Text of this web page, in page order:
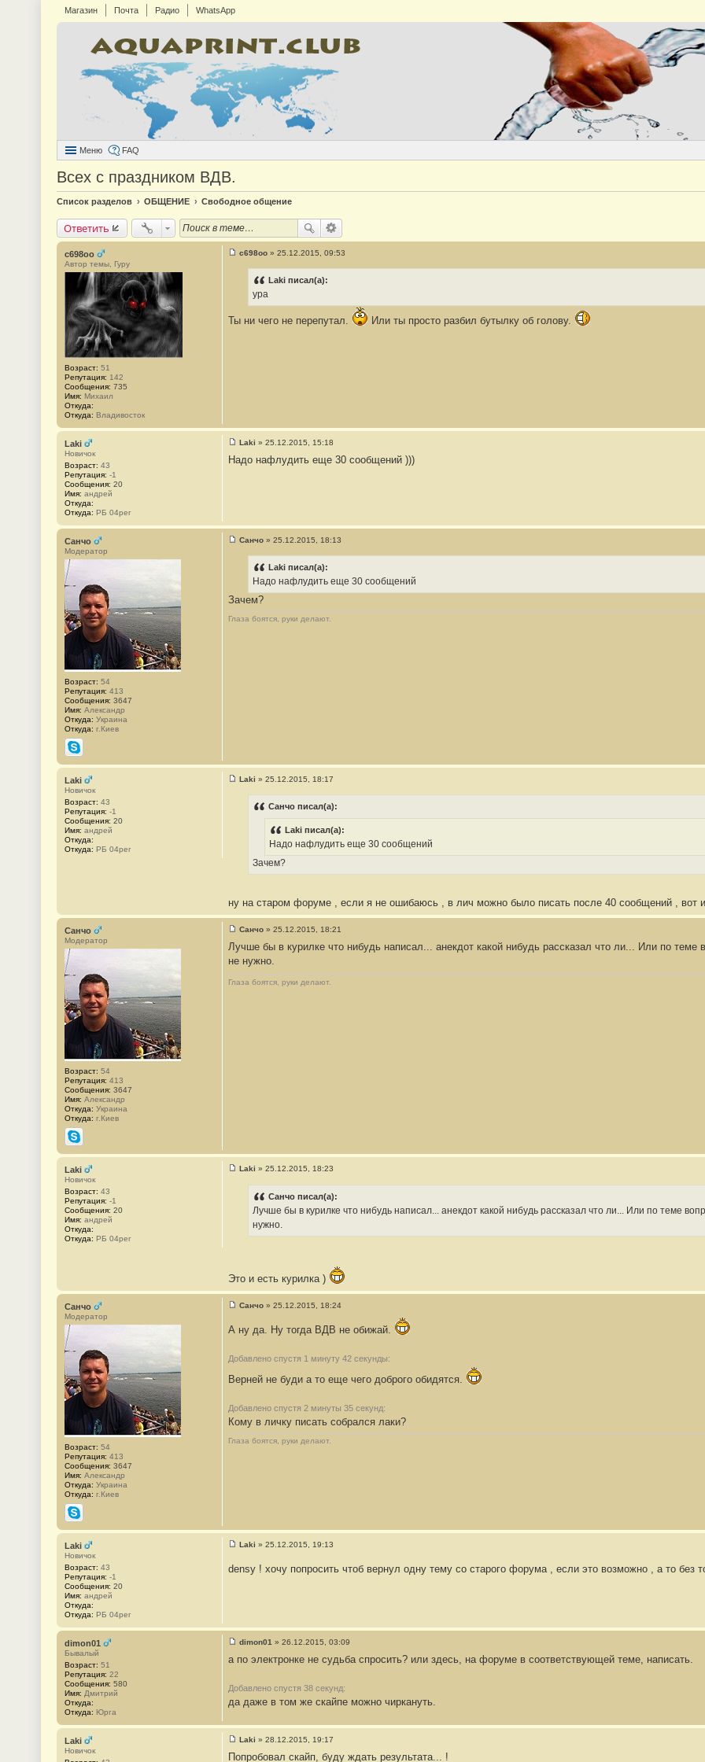
Магазин Почта Радио WhatsApp
Меню FAQ
Всех с праздником ВДВ.
Список разделов ОБЩЕНИЕ Свободное общение
Ответить
c698oo
Автор темы, Гуру
Возраст: 51
Репутация: 142
Сообщения: 735
Имя: Михаил
Откуда:
Откуда: Владивосток
и
c698oo » 25.12.2015, 09:53
Laki писал(а):
ура
Ты ни чего не перепутал. Или ты просто разбил бутылку об голову.
Laki
Новичок
Возраст: 43
Репутация: -1
Сообщения: 20
Имя: андрей
Откуда:
Откуда: РБ 04рег
о
о
е
2
Laki » 25.12.2015, 15:18
Надо нафлудить еще 30 сообщений )))
Санчо
Модератор
Возраст: 54
Репутация: 413
Сообщения: 3647
Имя: Александр
Откуда: Украина
Откуда: г.Киев
Skype
н
и
е
Санчо » 25.12.2015, 18:13
Laki писал(а):
Надо нафлудить еще 30 сообщений
Зачем?
Глаза боятся, руки делают.
Laki
Новичок
Возраст: 43
Репутация: -1
Сообщения: 20
Имя: андрей
Откуда:
Откуда: РБ 04рег
Laki » 25.12.2015, 18:17
Санчо писал(а):
Laki писал(а):
Надо нафлудить еще 30 сообщений
Зачем?
ну на старом форуме , если я не ошибаюсь , в лич можно было писать после 40 сообщений , вот
Санчо
Модератор
Возраст: 54
Репутация: 413
Сообщения: 3647
Имя: Александр
Откуда: Украина
Откуда: г.Киев
Skype
о
б
щ
е
Санчо » 25.12.2015, 18:21
Лучше бы в курилке что нибудь написал... анекдот какой нибудь рассказал что ли... Или по теме
не нужно.
Глаза боятся, руки делают.
Laki
Новичок
Возраст: 43
Репутация: -1
Сообщения: 20
Имя: андрей
Откуда:
Откуда: РБ 04рег
6
Laki » 25.12.2015, 18:23
Санчо писал(а):
Лучше бы в курилке что нибудь написал... анекдот какой нибудь рассказал что ли... Или по теме
нужно.
Это и есть курилка )
Санчо
Модератор
Возраст: 54
Репутация: 413
Сообщения: 3647
Имя: Александр
Откуда: Украина
Откуда: г.Киев
Skype
о
е
и
2
Санчо » 25.12.2015, 18:24
А ну да. Ну тогда ВДВ не обижай.
Добавлено спустя 1 минуту 42 секунды:
Верней не буди а то еще чего доброго обидятся.
Добавлено спустя 2 минуты 35 секунд:
Кому в личку писать собрался лаки?
Глаза боятся, руки делают.
Laki
Новичок
Возраст: 43
Репутация: -1
Сообщения: 20
Имя: андрей
Откуда:
Откуда: РБ 04рег
о
е
2
Laki » 25.12.2015, 19:13
densу ! хочу попросить чтоб вернул одну тему со старого форума , если это возможно , а то без
dimon01
Бывалый
Возраст: 51
Репутация: 22
Сообщения: 580
Имя: Дмитрий
Откуда:
Откуда: Юрга
о
щ
н
е
2
dimon01 » 26.12.2015, 03:09
а по электронке не судьба спросить? или здесь, на форуме в соответствующей теме, написать.
Добавлено спустя 38 секунд:
да даже в том же скайпе можно чиркануть.
Laki
Новичок
о
Laki » 28.12.2015, 19:17
Попробовал скайп, буду ждать результата... !